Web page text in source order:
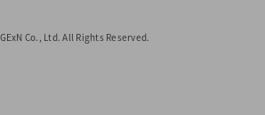
Co., Ltd. All Rights Reserved.